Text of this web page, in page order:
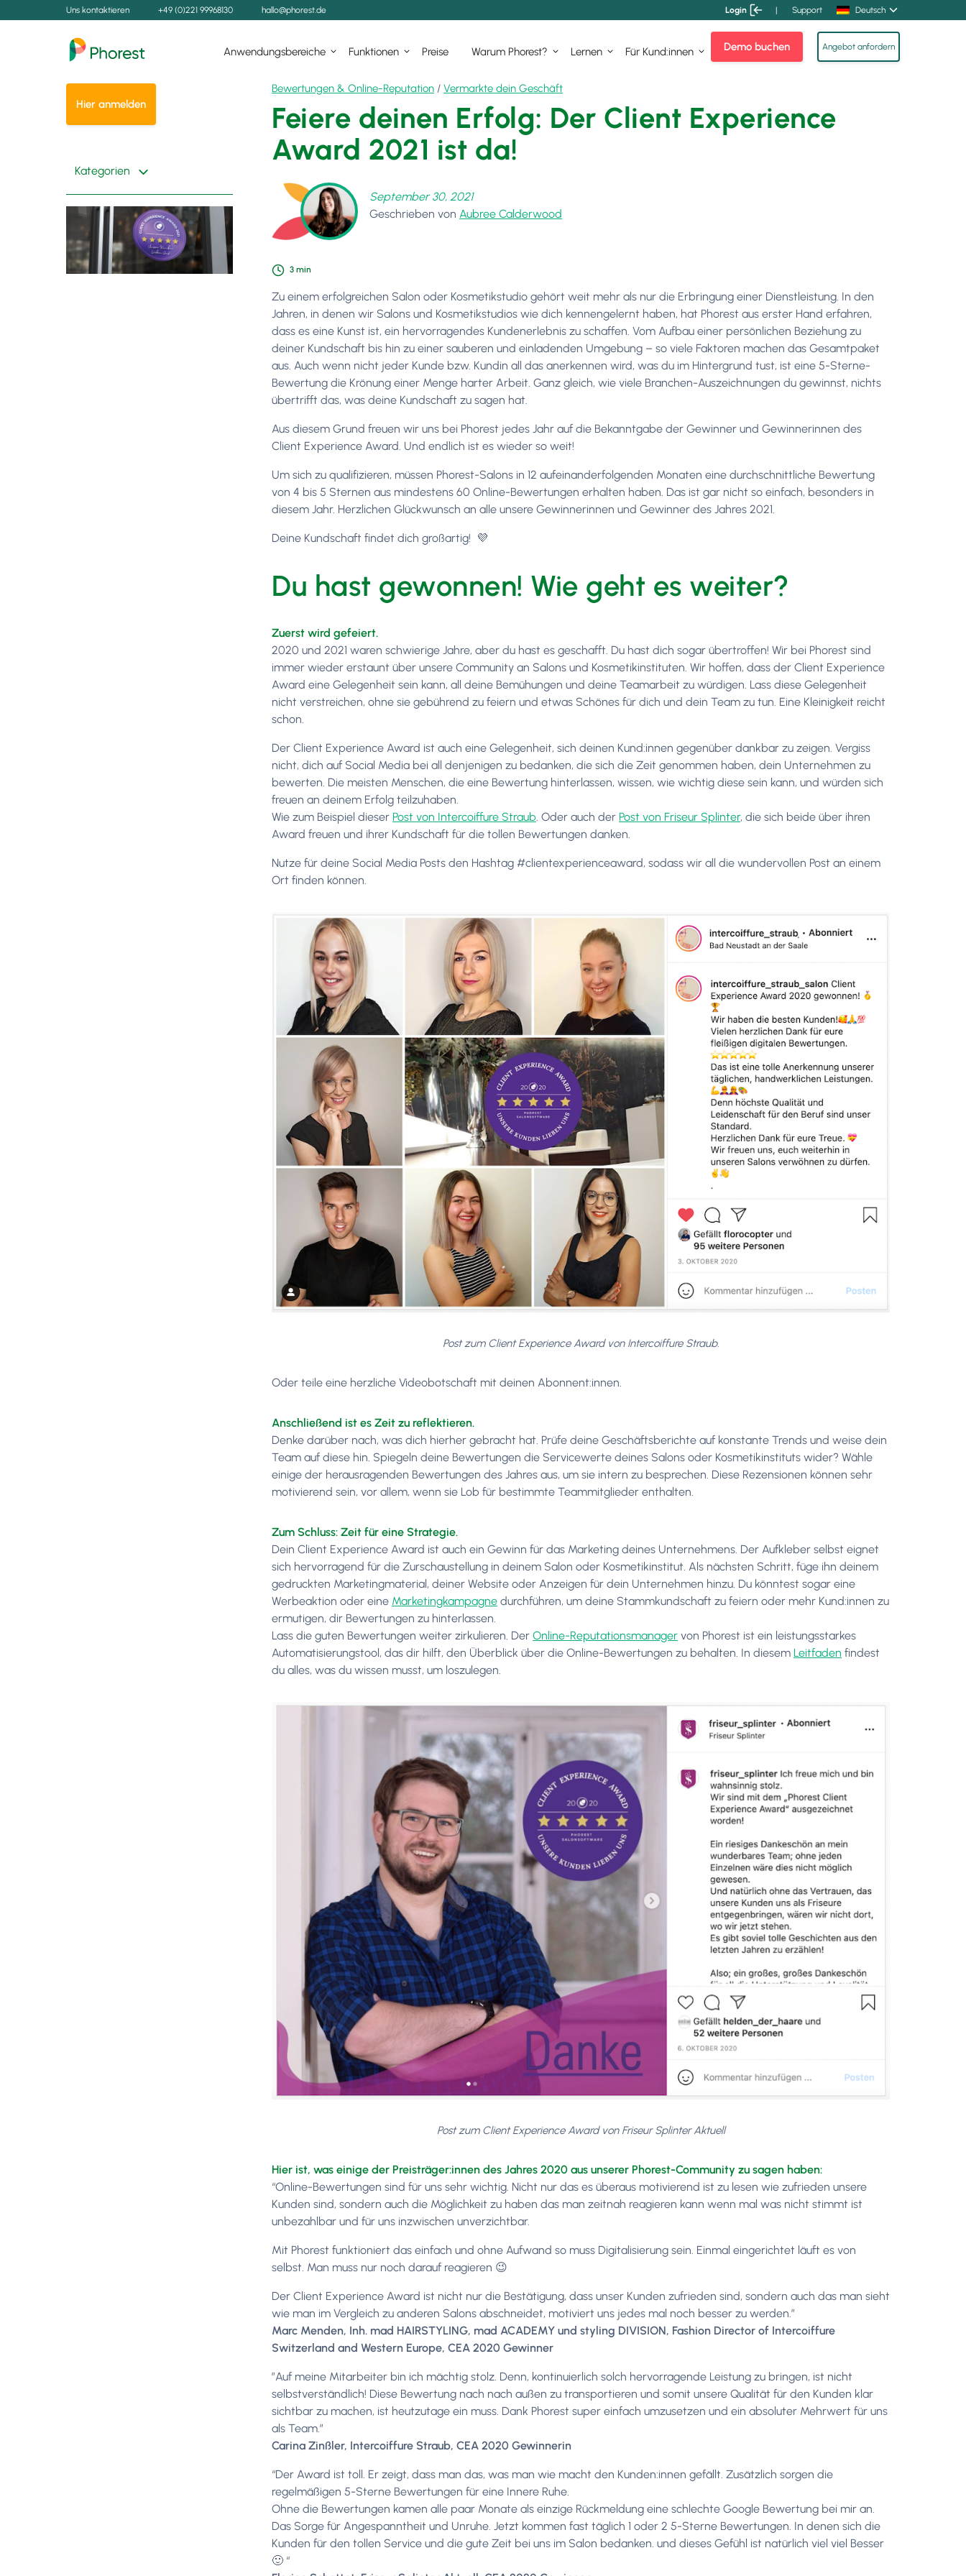
Uns kontaktieren +49 (0)221 99968130 hallo@phorest.de Login | Support Deutsch
Anwendungsbereiche Funktionen Preise Warum Phorest? Lernen Für Kund:innen Demo buchen Angebot anfordern
Hier anmelden
Kategorien
Bewertungen & Online-Reputation / Vermarkte dein Geschäft
Feiere deinen Erfolg: Der Client Experience
Award 2021 ist da!
September 30, 2021
Geschrieben von Aubree Calderwood
3 min
Zu einem erfolgreichen Salon oder Kosmetikstudio gehört weit mehr als nur die Erbringung einer Dienstleistung. In den
Jahren, in denen wir Salons und Kosmetikstudios wie dich kennengelernt haben, hat Phorest aus erster Hand erfahren,
dass es eine Kunst ist, ein hervorragendes Kundenerlebnis zu schaffen. Vom Aufbau einer persönlichen Beziehung zu
deiner Kundschaft bis hin zu einer sauberen und einladenden Umgebung – so viele Faktoren machen das Gesamtpaket
aus. Auch wenn nicht jeder Kunde bzw. Kundin all das anerkennen wird, was du im Hintergrund tust, ist eine 5-Sterne-
Bewertung die Krönung einer Menge harter Arbeit. Ganz gleich, wie viele Branchen-Auszeichnungen du gewinnst, nichts
übertrifft das, was deine Kundschaft zu sagen hat.
Aus diesem Grund freuen wir uns bei Phorest jedes Jahr auf die Bekanntgabe der Gewinner und Gewinnerinnen des
Client Experience Award. Und endlich ist es wieder so weit!
Um sich zu qualifizieren, müssen Phorest-Salons in 12 aufeinanderfolgenden Monaten eine durchschnittliche Bewertung
von 4 bis 5 Sternen aus mindestens 60 Online-Bewertungen erhalten haben. Das ist gar nicht so einfach, besonders in
diesem Jahr. Herzlichen Glückwunsch an alle unsere Gewinnerinnen und Gewinner des Jahres 2021.
Deine Kundschaft findet dich großartig! 💜
Du hast gewonnen! Wie geht es weiter?
Zuerst wird gefeiert.
2020 und 2021 waren schwierige Jahre, aber du hast es geschafft. Du hast dich sogar übertroffen! Wir bei Phorest sind
immer wieder erstaunt über unsere Community an Salons und Kosmetikinstituten. Wir hoffen, dass der Client Experience
Award eine Gelegenheit sein kann, all deine Bemühungen und deine Teamarbeit zu würdigen. Lass diese Gelegenheit
nicht verstreichen, ohne sie gebührend zu feiern und etwas Schönes für dich und dein Team zu tun. Eine Kleinigkeit reicht
schon.
Der Client Experience Award ist auch eine Gelegenheit, sich deinen Kund:innen gegenüber dankbar zu zeigen. Vergiss
nicht, dich auf Social Media bei all denjenigen zu bedanken, die sich die Zeit genommen haben, dein Unternehmen zu
bewerten. Die meisten Menschen, die eine Bewertung hinterlassen, wissen, wie wichtig diese sein kann, und würden sich
freuen an deinem Erfolg teilzuhaben.
Wie zum Beispiel dieser Post von Intercoiffure Straub. Oder auch der Post von Friseur Splinter, die sich beide über ihren
Award freuen und ihrer Kundschaft für die tollen Bewertungen danken.
Nutze für deine Social Media Posts den Hashtag #clientexperienceaward, sodass wir all die wundervollen Post an einem
Ort finden können.
Post zum Client Experience Award von Intercoiffure Straub.
Oder teile eine herzliche Videobotschaft mit deinen Abonnent:innen.
Anschließend ist es Zeit zu reflektieren.
Denke darüber nach, was dich hierher gebracht hat. Prüfe deine Geschäftsberichte auf konstante Trends und weise dein
Team auf diese hin. Spiegeln deine Bewertungen die Servicewerte deines Salons oder Kosmetikinstituts wider? Wähle
einige der herausragenden Bewertungen des Jahres aus, um sie intern zu besprechen. Diese Rezensionen können sehr
motivierend sein, vor allem, wenn sie Lob für bestimmte Teammitglieder enthalten.
Zum Schluss: Zeit für eine Strategie.
Dein Client Experience Award ist auch ein Gewinn für das Marketing deines Unternehmens. Der Aufkleber selbst eignet
sich hervorragend für die Zurschaustellung in deinem Salon oder Kosmetikinstitut. Als nächsten Schritt, füge ihn deinem
gedruckten Marketingmaterial, deiner Website oder Anzeigen für dein Unternehmen hinzu. Du könntest sogar eine
Werbeaktion oder eine Marketingkampagne durchführen, um deine Stammkundschaft zu feiern oder mehr Kund:innen zu
ermutigen, dir Bewertungen zu hinterlassen.
Lass die guten Bewertungen weiter zirkulieren. Der Online-Reputationsmanager von Phorest ist ein leistungsstarkes
Automatisierungstool, das dir hilft, den Überblick über die Online-Bewertungen zu behalten. In diesem Leitfaden findest
du alles, was du wissen musst, um loszulegen.
Post zum Client Experience Award von Friseur Splinter Aktuell
Hier ist, was einige der Preisträger:innen des Jahres 2020 aus unserer Phorest-Community zu sagen haben:
“Online-Bewertungen sind für uns sehr wichtig. Nicht nur das es überaus motivierend ist zu lesen wie zufrieden unsere
Kunden sind, sondern auch die Möglichkeit zu haben das man zeitnah reagieren kann wenn mal was nicht stimmt ist
unbezahlbar und für uns inzwischen unverzichtbar.
Mit Phorest funktioniert das einfach und ohne Aufwand so muss Digitalisierung sein. Einmal eingerichtet läuft es von
selbst. Man muss nur noch darauf reagieren 😉
Der Client Experience Award ist nicht nur die Bestätigung, dass unser Kunden zufrieden sind, sondern auch das man sieht
wie man im Vergleich zu anderen Salons abschneidet, motiviert uns jedes mal noch besser zu werden.”
Marc Menden, Inh. mad HAIRSTYLING, mad ACADEMY und styling DIVISION, Fashion Director of Intercoiffure
Switzerland and Western Europe, CEA 2020 Gewinner
”Auf meine Mitarbeiter bin ich mächtig stolz. Denn, kontinuierlich solch hervorragende Leistung zu bringen, ist nicht
selbstverständlich! Diese Bewertung nach nach außen zu transportieren und somit unsere Qualität für den Kunden klar
sichtbar zu machen, ist heutzutage ein muss. Dank Phorest super einfach umzusetzen und ein absoluter Mehrwert für uns
als Team.”
Carina Zinßler, Intercoiffure Straub, CEA 2020 Gewinnerin
“Der Award ist toll. Er zeigt, dass man das, was man wie macht den Kunden:innen gefällt. Zusätzlich sorgen die
regelmäßigen 5-Sterne Bewertungen für eine Innere Ruhe.
Ohne die Bewertungen kamen alle paar Monate als einzige Rückmeldung eine schlechte Google Bewertung bei mir an.
Das Sorge für Angespanntheit und Unruhe. Jetzt kommen fast täglich 1 oder 2 5-Sterne Bewertungen. In denen sich die
Kunden für den tollen Service und die gute Zeit bei uns im Salon bedanken. und dieses Gefühl ist natürlich viel viel Besser
🙂 “